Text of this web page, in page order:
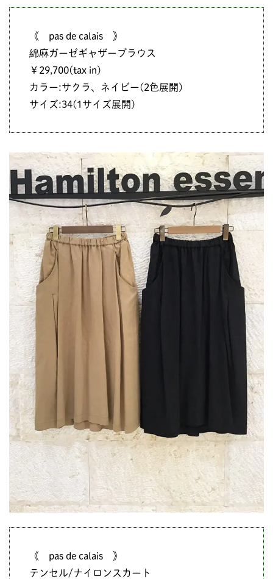
《 pas de calais 》
綿麻ガーゼギャザーブラウス
￥29,700(tax in)
カラー:サクラ、ネイビー(2色展開)
サイズ:34(1サイズ展開)
《 pas de calais 》
テンセル/ナイロンスカート